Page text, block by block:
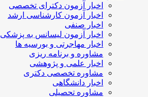
اخبار آزمون دکترای تخصصی
اخبار آزمون کارشناسی ارشد
اخبار صنفی
اخبار آزمون لیسانس به پزشکی
اخبار مهاجرتی و بورسیه ها
مشاوره و برنامه ریزی
اخبار علمی و پژوهشی
مشاوره تخصصی دکتری
اخبار دانشگاهی
مشاوره تحصیلی